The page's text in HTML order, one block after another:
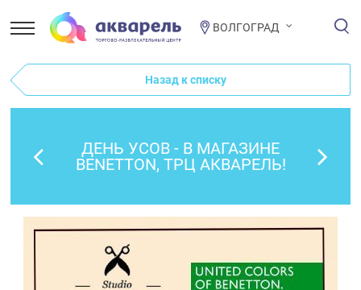
ВОЛГОГРАД
Назад к списку
ДЕНЬ УСОВ - В МАГАЗИНЕ
BENETTON, ТРЦ АКВАРЕЛЬ!